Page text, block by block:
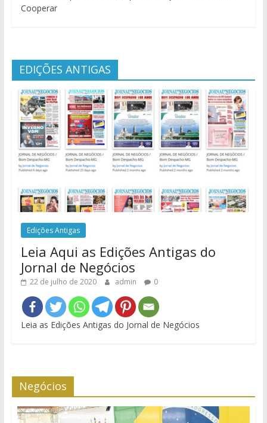
Cooperar
EDIÇÕES ANTIGAS
Edições Antigas
Leia Aqui as Edições Antigas do
Jornal de Negócios
22 de julho de 2020 admin 0
Leia as Edições Antigas do Jornal de Negócios
Negócios